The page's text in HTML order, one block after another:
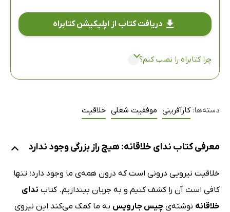
دریافت کتاب از اپلیکیشن کتابراه
چرا کتابراه را نصب کنم؟
دسته‌ها: کارآفرینی موفقیت شغلی خلاقیت
معرفی کتاب ندای خلاقانه: هیچ راز بزرگی وجود ندارد
خلاقیت نیرویی درونی است که درون همه‌ی ما وجود دارد؛ تنها
کافی است آن را کشف کنیم و به جریان بیندازیم. کتاب ندای
خلاقانه نوشته‌ی چیس جارویس به ما کمک می‌کند این نیروی